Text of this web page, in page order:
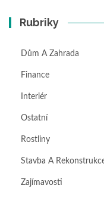
Rubriky
Dům A Zahrada
Finance
Interiér
Ostatní
Rostliny
Stavba A
Zajímavosti